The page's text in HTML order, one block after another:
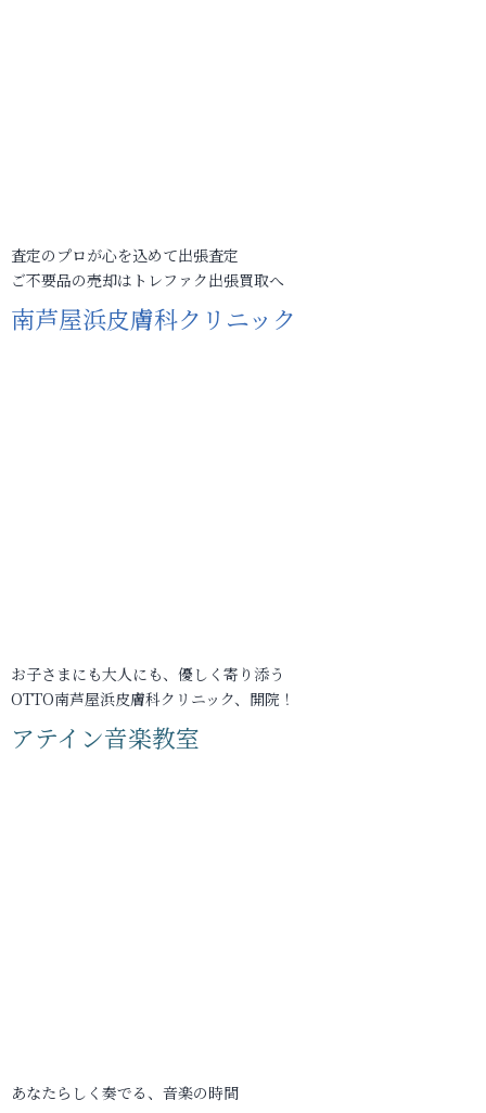
査定のプロが心を込めて出張査定
ご不要品の売却はトレファク出張買取へ
南芦屋浜皮膚科クリニック
お子さまにも大人にも、優しく寄り添う
OTTO南芦屋浜皮膚科クリニック、開院！
アテイン音楽教室
あなたらしく奏でる、音楽の時間